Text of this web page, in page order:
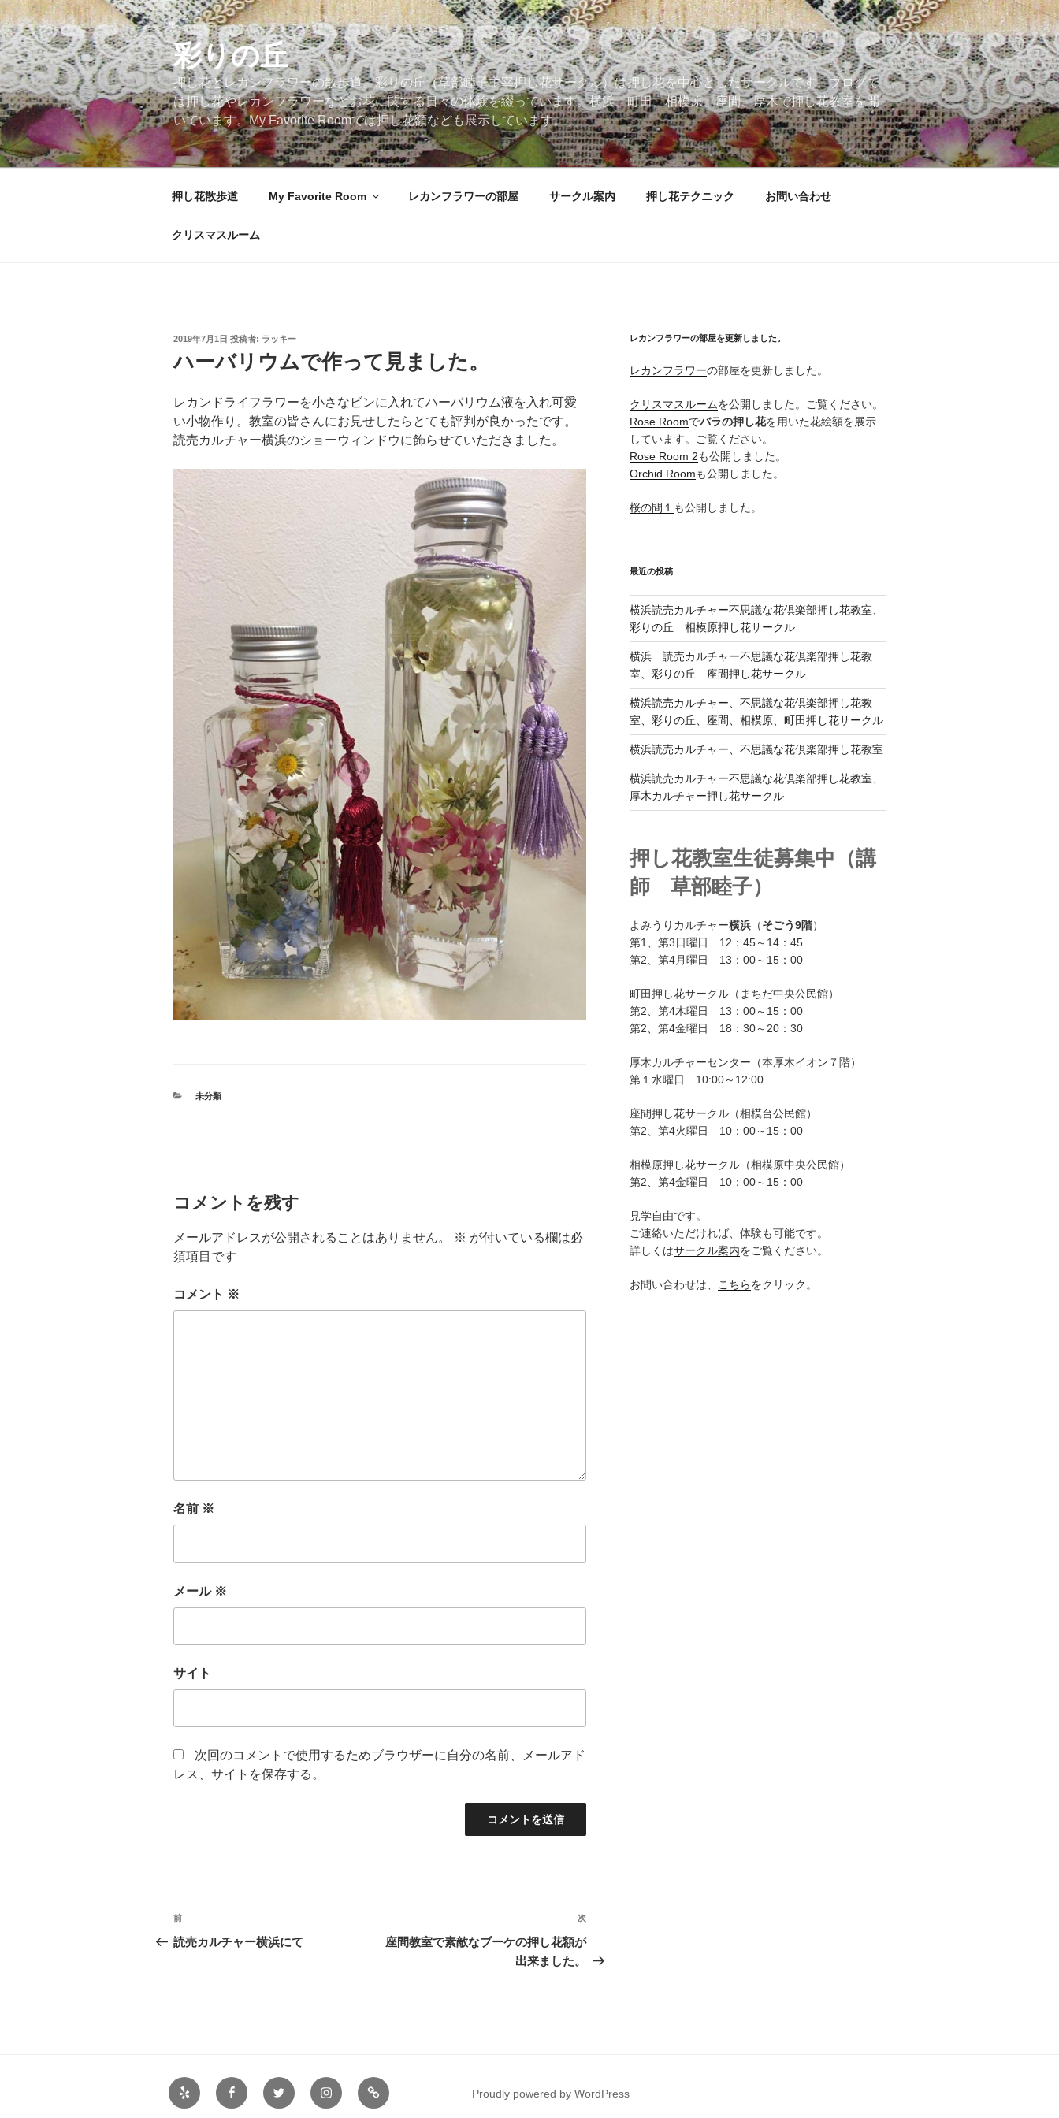
コ
ン
テ
ン
ツ
へ
ス
キ
ッ
彩りの丘
押し花とレカンフラワーの散歩道。彩りの丘（草部睦子主宰押し花サークル）は押し花を中心としたサークルです。ブログで
は押し花やレカンフラワーなどお花に関する日々の体験を綴っています。横浜、町田、相模原、座間、厚木で押し花教室を開
いています。My Favorite Roomでは押し花額なども展示しています。
押し花散歩道 My Favorite Room レカンフラワーの部屋 サークル案内 押し花テクニック お問い合わせ
クリスマスルーム
投
日:
2019年7月1日 投稿者: ラッキー
ハーバリウムで作って見ました。
レカンドライフラワーを小さなビンに入れてハーバリウム液を入れ可愛
い小物作り。教室の皆さんにお見せしたらとても評判が良かったです。
読売カルチャー横浜のショーウィンドウに飾らせていただきました。
カ
未分類
コメントを残す
メールアドレスが公開されることはありません。 ※ が付いている欄は必
須項目です
コメント ※
名前 ※
メール ※
サイト
次回のコメントで使用するためブラウザーに自分の名前、メールアド
レス、サイトを保存する。
投
稿
シ
ョ
前
の
前
読売カルチャー横浜にて
次
の
投
次
座間教室で素敵なブーケの押し花額が
出来ました。
レカンフラワーの部屋を更新しました。
レカンフラワーの部屋を更新しました。
クリスマスルームを公開しました。ご覧ください。
Rose Roomでバラの押し花を用いた花絵額を展示
しています。ご覧ください。
Rose Room 2も公開しました。
Orchid Roomも公開しました。
桜の間１ も公開しました。
最近の投稿
横浜読売カルチャー不思議な花倶楽部押し花教室、
彩りの丘 相模原押し花サークル
横浜 読売カルチャー不思議な花倶楽部押し花教
室、彩りの丘 座間押し花サークル
横浜読売カルチャー、不思議な花倶楽部押し花教
室、彩りの丘、座間、相模原、町田押し花サークル
横浜読売カルチャー、不思議な花倶楽部押し花教室
横浜読売カルチャー不思議な花倶楽部押し花教室、
厚木カルチャー押し花サークル
押し花教室生徒募集中（講
師 草部睦子）
よみうりカルチャー横浜（そごう9階）
第1、第3日曜日 12：45～14：45
第2、第4月曜日 13：00～15：00
町田押し花サークル（まちだ中央公民館）
第2、第4木曜日 13：00～15：00
第2、第4金曜日 18：30～20：30
厚木カルチャーセンター（本厚木イオン７階）
第１水曜日 10:00～12:00
座間押し花サークル（相模台公民館）
第2、第4火曜日 10：00～15：00
相模原押し花サークル（相模原中央公民館）
第2、第4金曜日 10：00～15：00
見学自由です。
ご連絡いただければ、体験も可能です。
詳しくはサークル案内をご覧ください。
お問い合わせは、 こちらをクリック。
Yelp FacebookTwitter Instagram
サ
ー
Proudly powered by WordPress